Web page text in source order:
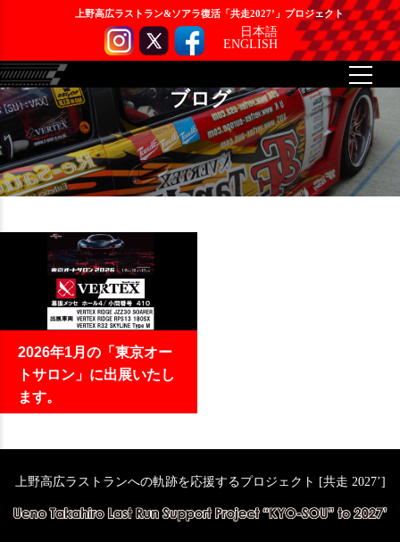
上野高広ラストラン&ソアラ復活「共走2027’」プロジェクト
日本語
ENGLISH
ブログ
2026年1月の「東京オー
トサロン」に出展いたし
ます。
上野高広ラストランへの軌跡を応援するプロジェクト [共走 2027’]